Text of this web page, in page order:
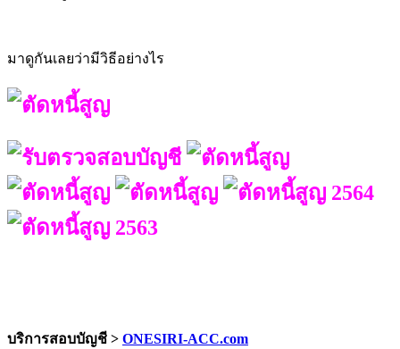
มาดูกันเลยว่ามีวิธีอย่างไร
บริการสอบบัญชี > ONESIRI-ACC.com